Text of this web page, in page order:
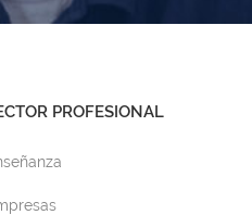
PROFESIONAL